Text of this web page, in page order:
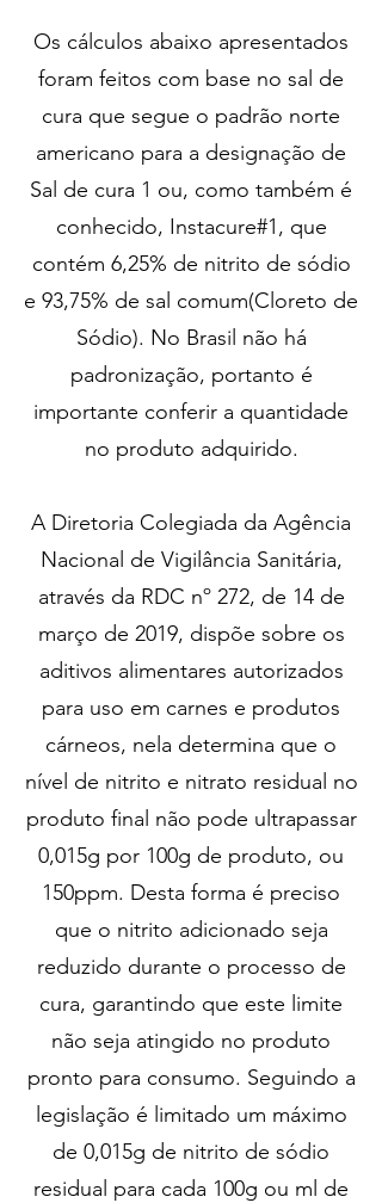
Os cálculos abaixo apresentados
foram feitos com base no sal de
cura que segue o padrão norte
americano para a designação de
Sal de cura 1 ou, como também é
conhecido, Instacure#1, que
contém 6,25% de nitrito de sódio
e 93,75% de sal comum(Cloreto de
Sódio). No Brasil não há
padronização, portanto é
importante conferir a quantidade
no produto adquirido.
A Diretoria Colegiada da Agência
Nacional de Vigilância Sanitária,
através da RDC nº 272, de 14 de
março de 2019, dispõe sobre os
aditivos alimentares autorizados
para uso em carnes e produtos
cárneos, nela determina que o
nível de nitrito e nitrato residual no
produto final não pode ultrapassar
0,015g por 100g de produto, ou
150ppm. Desta forma é preciso
que o nitrito adicionado seja
reduzido durante o processo de
cura, garantindo que este limite
não seja atingido no produto
pronto para consumo. Seguindo a
legislação é limitado um máximo
de 0,015g de nitrito de sódio
residual para cada 100g ou ml de